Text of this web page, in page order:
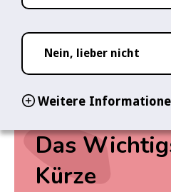
Nein, lieber nicht
Weitere
12. Mar 2025 Lesezeit ca. 3
Belohnen
Das
Kürze